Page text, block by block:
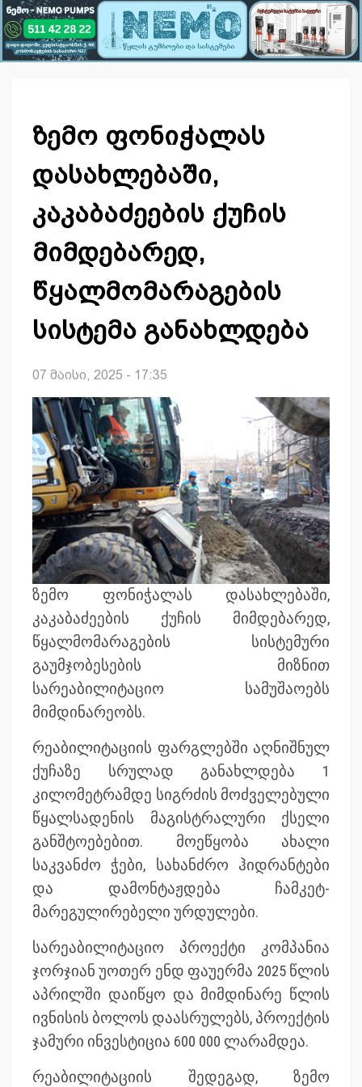
ზემო ფონიჭალას
დასახლებაში,
კაკაბაძეების ქუჩის
მიმდებარედ,
წყალმომარაგების
სისტემა განახლდება
07 მაისი, 2025 - 17:35
ზემო ფონიჭალას დასახლებაში,
კაკაბაძეების ქუჩის მიმდებარედ,
წყალმომარაგების სისტემური
გაუმჯობესების მიზნით
სარეაბილიტაციო სამუშაოებს
მიმდინარეობს.
რეაბილიტაციის ფარგლებში აღნიშნულ
ქუჩაზე სრულად განახლდება 1
კილომეტრამდე სიგრძის მოძველებული
წყალსადენის მაგისტრალური ქსელი
განშტოებებით. მოეწყობა ახალი
საკვანძო ჭები, სახანძრო ჰიდრანტები
და დამონტაჟდება ჩამკეტ-
მარეგულირებელი ურდულები.
სარეაბილიტაციო პროექტი კომპანია
ჯორჯიან უოთერ ენდ ფაუერმა 2025 წლის
აპრილში დაიწყო და მიმდინარე წლის
ივნისის ბოლოს დაასრულებს, პროექტის
ჯამური ინვესტიცია 600 000 ლარამდეა.
რეაბილიტაციის შედეგად, ზემო